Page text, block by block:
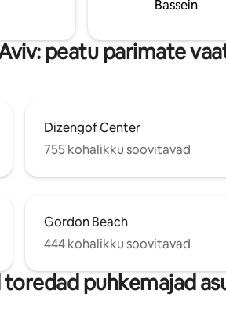
Bassein
peatu parimate
Dizengof Center
755 kohalikku soovitavad
Gordon Beach
444 kohalikku soovitavad
puhkemajad